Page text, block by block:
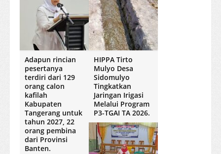
Adapun rincian
pesertanya
terdiri dari 129
orang calon
kafilah
Kabupaten
Tangerang untuk
tahun 2027, 22
orang pembina
dari Provinsi
Banten.
HIPPA Tirto
Mulyo Desa
Sidomulyo
Tingkatkan
Jaringan Irigasi
Melalui Program
P3-TGAI TA 2026.